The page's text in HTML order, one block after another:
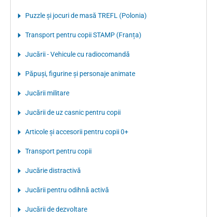
Puzzle şi jocuri de masă TREFL (Polonia)
Transport pentru copii STAMP (Franța)
Jucării - Vehicule cu radiocomandă
Păpuşi, figurine şi personaje animate
Jucării militare
Jucării de uz casnic pentru copii
Articole şi accesorii pentru copii 0+
Transport pentru copii
Jucărie distractivă
Jucării pentru odihnă activă
Jucării de dezvoltare